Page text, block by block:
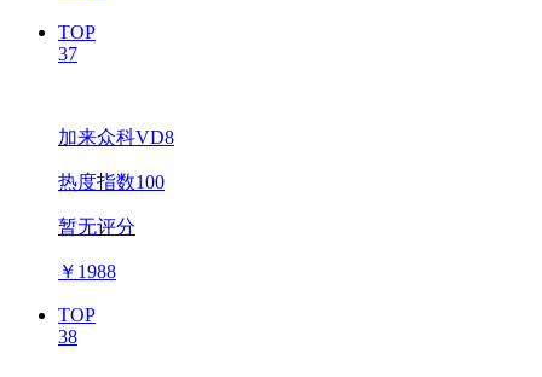
TOP
37
加来众科VD8
热度指数100
暂无评分
￥ 1988
TOP
38